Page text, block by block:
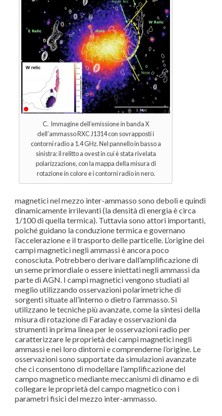
C. Immagine dell’emissione in banda X
dell’ammasso RXC J1314 con sovrapposti i
contorni radio a 1.4 GHz. Nel pannello in basso a
sinistra: il relitto a ovest in cui è stata rivelata
polarizzazione, con la mappa della misura di
rotazione in colore e i contorni radio in nero.
magnetici nel mezzo inter-ammasso sono deboli e quindi
dinamicamente irrilevanti (la densità di energia è circa
1/100 di quella termica). Tuttavia sono attori importanti,
poiché guidano la conduzione termica e governano
l’accelerazione e il trasporto delle particelle. L’origine dei
campi magnetici negli ammassi è ancora poco
conosciuta. Potrebbero derivare dall’amplificazione di
un seme primordiale o essere iniettati negli ammassi da
parte di AGN. I campi magnetici vengono studiati al
meglio utilizzando osservazioni polarimetriche di
sorgenti situate all’interno o dietro l’ammasso. Si
utilizzano le tecniche più avanzate, come la sintesi della
misura di rotazione di Faraday e osservazioni da
strumenti in prima linea per le osservazioni radio per
caratterizzare le proprietà dei campi magnetici negli
ammassi e nei loro dintorni e comprenderne l’origine. Le
osservazioni sono supportate da simulazioni avanzate
che ci consentono di modellare l’amplificazione del
campo magnetico mediante meccanismi di dinamo e di
collegare le proprietà del campo magnetico con i
parametri fisici del mezzo inter-ammasso.